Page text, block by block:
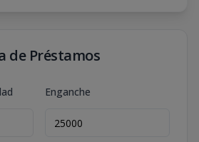
de Préstamos
Enganche